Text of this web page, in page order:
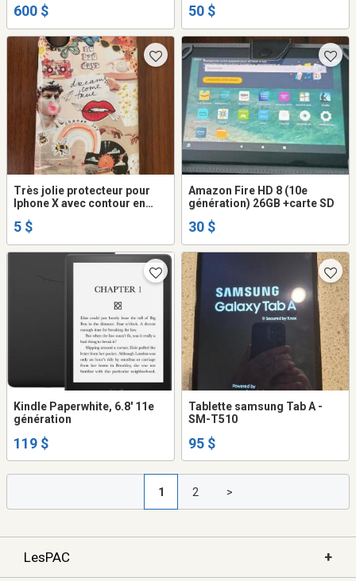
600 $ 50 $
Très jolie protecteur pour
Iphone X avec contour en
5 $
Amazon Fire HD 8 (10e
génération) 26GB +carte SD
30 $
Kindle Paperwhite, 6.8' 11e
génération
119 $
Tablette samsung Tab A -
SM-T510
95 $
1 2 >
LesPAC +